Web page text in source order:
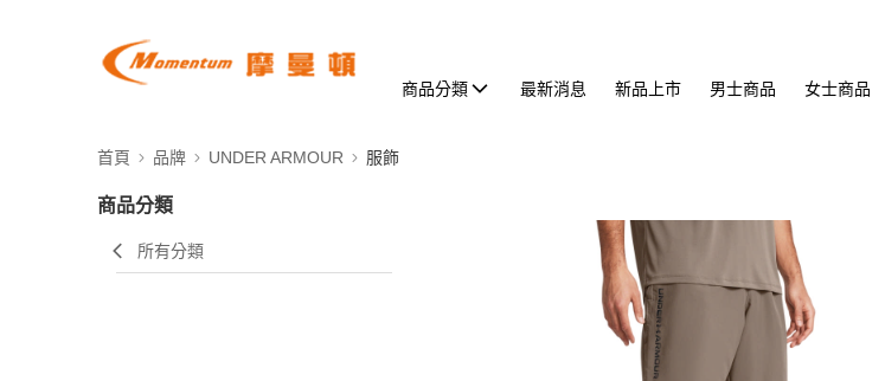
商品分類 最新消息 新品上市 男士商品 女士商品
首頁 品牌 UNDER ARMOUR 服飾
商品分類
所有分類